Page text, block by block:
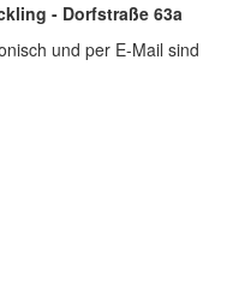
- Dorfstraße 63a
und per E-Mail sind